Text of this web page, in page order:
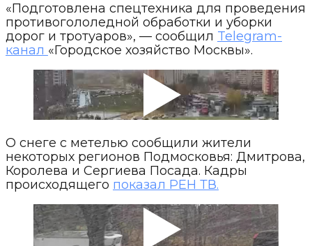
«Подготовлена спецтехника для проведения
противогололедной обработки и уборки
дорог и тротуаров», — сообщил Telegram-
канал «Городское хозяйство Москвы».
О снеге с метелью сообщили жители
некоторых регионов Подмосковья: Дмитрова,
Королева и Сергиева Посада. Кадры
происходящего показал РЕН ТВ.